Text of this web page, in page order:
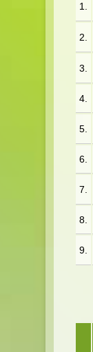
1.
2.
3.
4.
5.
6.
7.
8.
9.